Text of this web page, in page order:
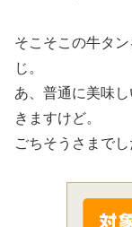
そこそこの牛タ
じ。
あ、普通に美味
きますけど。
ごちそうさまでし